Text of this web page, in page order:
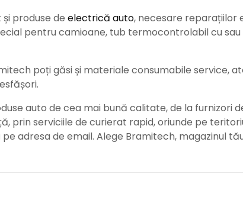
produse de electrică auto, necesare reparațiilor
pentru camioane, tub termocontrolabil cu
poți găsi și materiale consumabile service,
auto de cea mai bună calitate, de la
prin serviciile de curierat rapid, oriunde pe
adresa de email. Alege Bramitech, magazinul